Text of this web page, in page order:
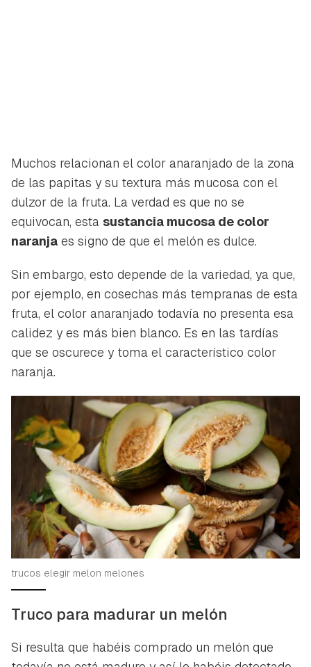
Muchos relacionan el color anaranjado de la zona
de las papitas y su textura más mucosa con el
dulzor de la fruta. La verdad es que no se
equivocan, esta sustancia mucosa de color
naranja es signo de que el melón es dulce.
Sin embargo, esto depende de la variedad, ya que,
por ejemplo, en cosechas más tempranas de esta
fruta, el color anaranjado todavía no presenta esa
calidez y es más bien blanco. Es en las tardías
que se oscurece y toma el característico color
naranja.
trucos elegir melon melones
Truco para madurar un melón
Si resulta que habéis comprado un melón que